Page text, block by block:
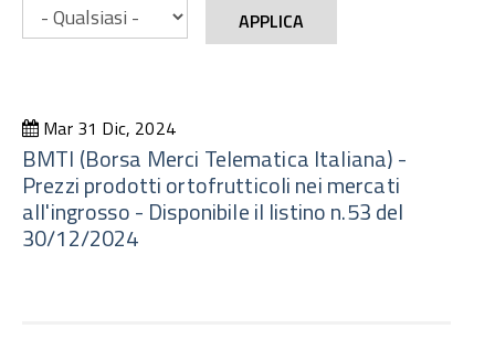
APPLICA
Mar 31 Dic, 2024
BMTI (Borsa Merci Telematica Italiana) -
Prezzi prodotti ortofrutticoli nei mercati
all'ingrosso - Disponibile il listino n.53 del
30/12/2024